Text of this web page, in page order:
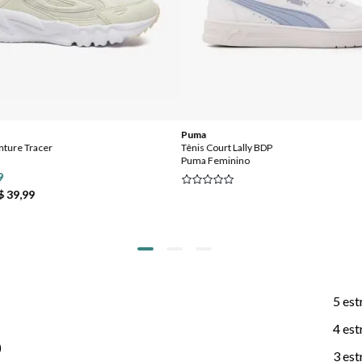
Tracer
39,99
Puma
Tênis Court Lally BDP
Puma Feminino
5
4
3